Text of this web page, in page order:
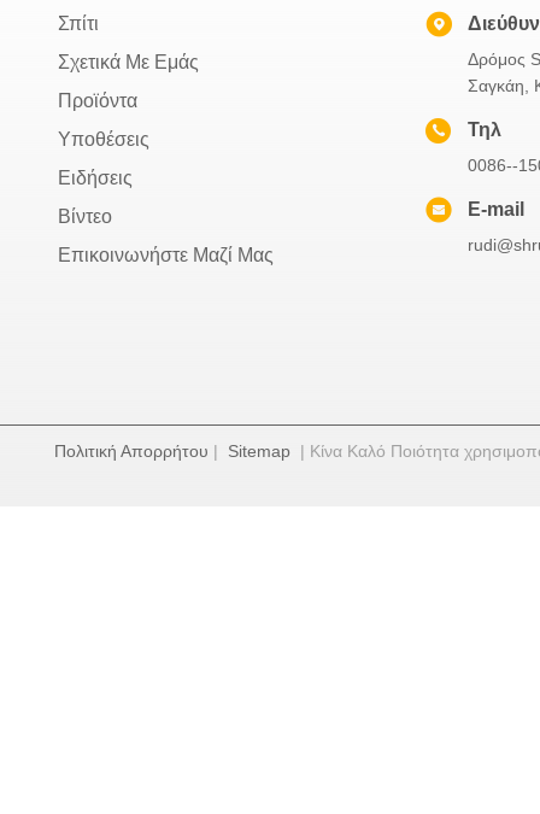
Σπίτι
Σχετικά Με Εμάς
Προϊόντα
Υποθέσεις
Ειδήσεις
Βίντεο
Επικοινωνήστε Μαζί Μας
Δρόμος
Σαγκάη,
Τηλ
0086--
E-mail
Πολιτική Απορρήτου | Sitemap| Κίνα Καλό Ποιότητα